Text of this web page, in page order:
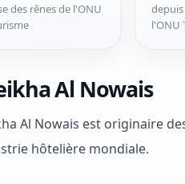
des rênes de l'ONU
l'ONU
Al Nowais
Al Nowais est originaire
hôtelière mondiale.